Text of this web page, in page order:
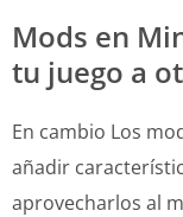
Mods en
tu juego a
En cambio Los
añadir
aprovecharlos al